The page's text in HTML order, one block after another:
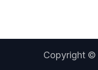
Copyright ©